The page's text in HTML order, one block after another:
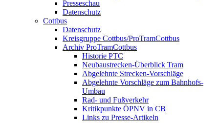
Presseschau
Datenschutz
Cottbus
Datenschutz
Kreisgruppe Cottbus/ProTramCottbus
Archiv ProTramCottbus
Historie PTC
Neubaustrecken-Überblick Tram
Abgelehnte Strecken-Vorschläge
Abgelehnte Vorschläge zum Bahnhofs-
Umbau
Rad- und Fußverkehr
Kritikpunkte ÖPNV in CB
Links zu Presse-Artikeln